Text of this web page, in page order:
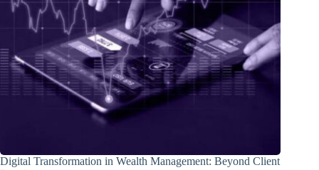
Digital Transformation in Wealth Management: Beyond Client